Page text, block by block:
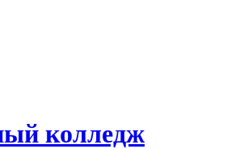
колледж